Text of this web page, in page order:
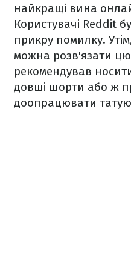
найкращі вина
Користувачі Reddit
прикру помилку.
можна розв'язати
рекомендував
довші шорти або ж
доопрацювати